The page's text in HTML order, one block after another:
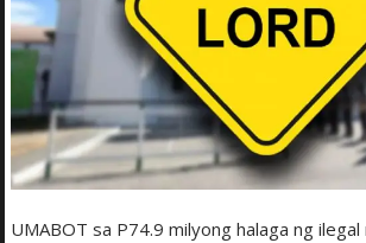
UMABOT sa P74.9 milyong halaga ng